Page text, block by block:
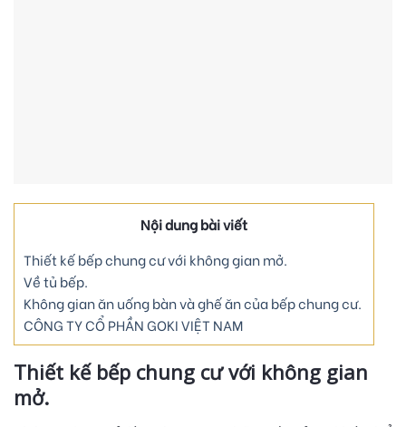
Nội dung bài viết
Thiết kế bếp chung cư với không gian mở.
Về tủ bếp.
Không gian ăn uống bàn và ghế ăn của bếp chung cư.
CÔNG TY CỔ PHẦN GOKI VIỆT NAM
Thiết kế bếp chung cư với không gian
mở.